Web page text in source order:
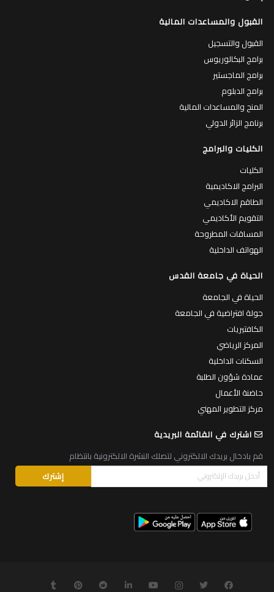
القبول والمساعدات المالية
القبول والتسجيل
برامج البكالوريوس
برامج الماجستير
برامج الدبلوم
المنح والمساعدات المالية
برنامج الزائر الدولي
الكليات والبرامج
الكليات
البرامج الاكاديمية
الطاقم الاكاديمي
التقويم الأكاديمي
المساقات المطروحة
الهواتف الداخلية
الحياة في جامعة القدس
الحياة في الجامعة
جولة افتراضية في الجامعة
الكافتيريات
المركز الرياضي
السكنات الداخلية
عمادة شؤون الطلبة
حاضنة الأعمال
مركز التطوير المهني
اشترك في القائمة البريدية
قم بادخال بريدك الالكتروني لتصلك النشرة الالكترونية بانتظام